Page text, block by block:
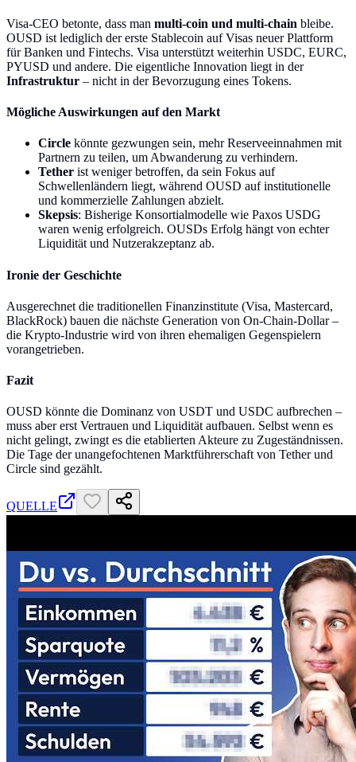
Visa-CEO betonte, dass man multi-coin und multi-chain bleibe.
OUSD ist lediglich der erste Stablecoin auf Visas neuer Plattform
für Banken und Fintechs. Visa unterstützt weiterhin USDC, EURC,
PYUSD und andere. Die eigentliche Innovation liegt in der
Infrastruktur – nicht in der Bevorzugung eines Tokens.
Mögliche Auswirkungen auf den Markt
Circle könnte gezwungen sein, mehr Reserveeinnahmen mit
Partnern zu teilen, um Abwanderung zu verhindern.
Tether ist weniger betroffen, da sein Fokus auf
Schwellenländern liegt, während OUSD auf institutionelle
und kommerzielle Zahlungen abzielt.
Skepsis: Bisherige Konsortialmodelle wie Paxos USDG
waren wenig erfolgreich. OUSDs Erfolg hängt von echter
Liquidität und Nutzerakzeptanz ab.
Ironie der Geschichte
Ausgerechnet die traditionellen Finanzinstitute (Visa, Mastercard,
BlackRock) bauen die nächste Generation von On-Chain-Dollar –
die Krypto-Industrie wird von ihren ehemaligen Gegenspielern
vorangetrieben.
Fazit
OUSD könnte die Dominanz von USDT und USDC aufbrechen –
muss aber erst Vertrauen und Liquidität aufbauen. Selbst wenn es
nicht gelingt, zwingt es die etablierten Akteure zu Zugeständnissen.
Die Tage der unangefochtenen Marktführerschaft von Tether und
Circle sind gezählt.
QUELLE